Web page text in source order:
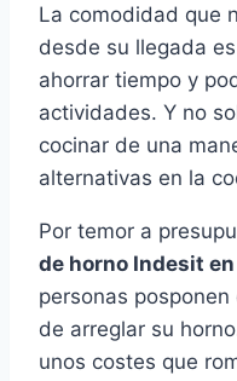
La comodidad que
desde su llegada
ahorrar tiempo y
actividades. Y no
cocinar de una
alternativas en la
Por temor a
de horno Indesit
personas
de arreglar su
unos costes que